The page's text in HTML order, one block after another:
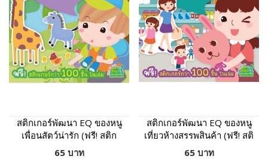
สติกเกอร์พัฒนา EQ ของหนู
เพื่อนสัตว์น่ารัก (ฟรี! สติก
เกอร์กว่า 100 ชิ้น ในเล่ม)
65 บาท
สติกเกอร์พัฒนา EQ ของหนู
เที่ยวห้างสรรพสินค้า (ฟรี! สติ
กเกอร์กว่า 100 ชิ้น ในเล่ม)
65 บาท